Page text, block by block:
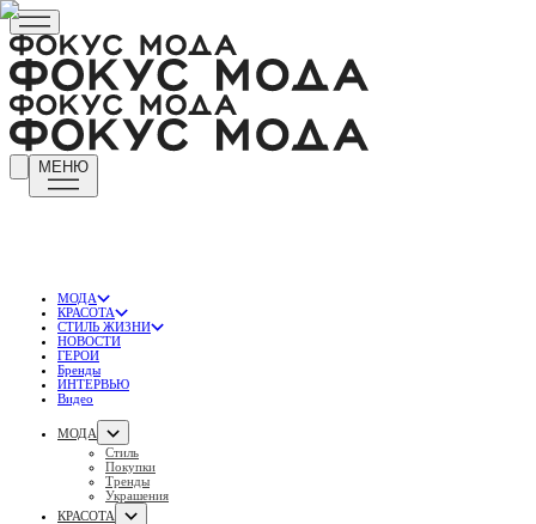
МЕНЮ
МОДА
КРАСОТА
СТИЛЬ ЖИЗНИ
НОВОСТИ
ГЕРОИ
Бренды
ИНТЕРВЬЮ
Видео
МОДА
Стиль
Покупки
Тренды
Украшения
КРАСОТА